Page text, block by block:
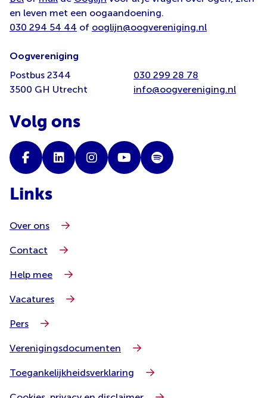
en leven met een oogaandoening.
030 294 54 44 of ooglijn@oogvereniging.nl
Oogvereniging
Postbus 2344
3500 GH Utrecht
030 299 28 78
info@oogvereniging.nl
Volg ons
Links
Over ons
Contact
Help mee
Vacatures
Pers
Verenigingsdocumenten
Toegankelijkheidsverklaring